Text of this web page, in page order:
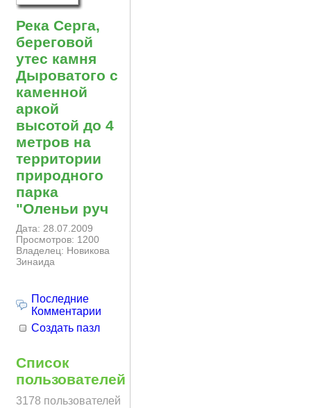
Река Серга,
береговой
утес камня
Дыроватого с
каменной
аркой
высотой до 4
метров на
территории
природного
парка
"Оленьи руч
Дата: 28.07.2009
Просмотров: 1200
Владелец: Новикова
Зинаида
Последние
Комментарии
Создать пазл
Список
пользователей
3178 пользователей